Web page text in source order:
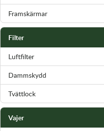
Framskärmar
Filter
Luftfilter
Dammskydd
Tvättlock
Vajer